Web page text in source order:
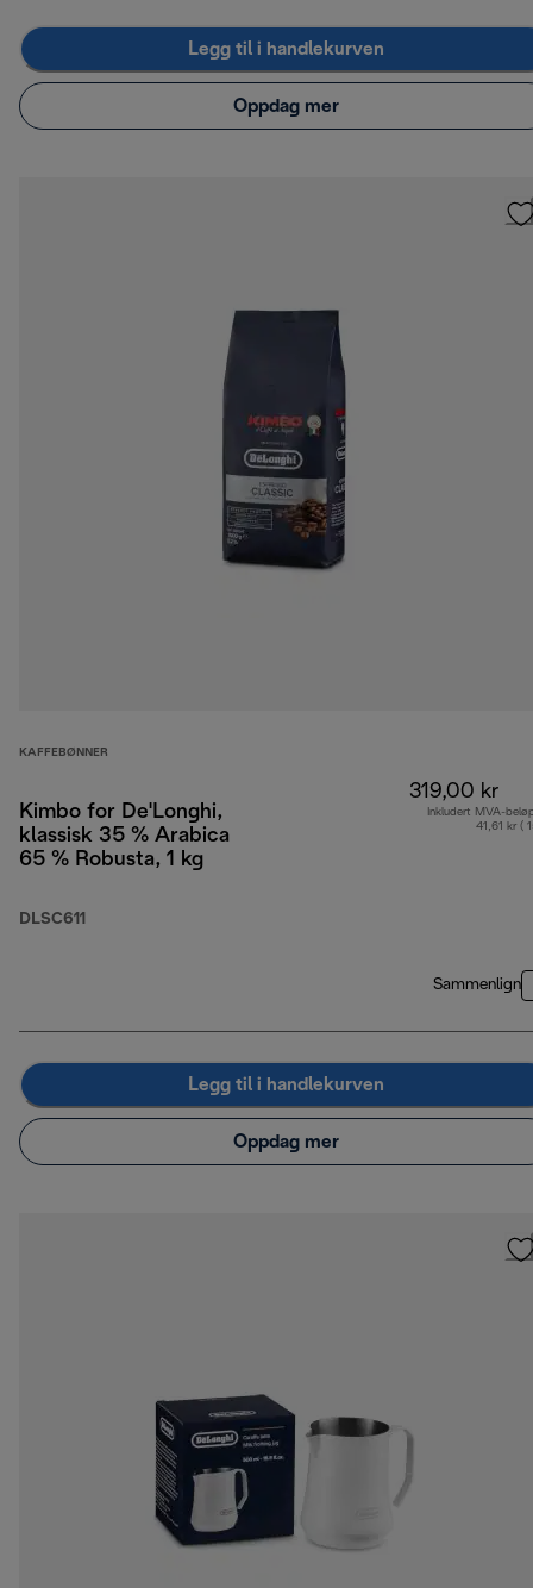
Legg til i handlekurven
Oppdag mer
KAFFEBØNNER
Kimbo for De'Longhi,
klassisk 35 % Arabica
65 % Robusta, 1 kg
DLSC611
319,00 kr
Inkludert MVA-
41,61 kr (
Sammenlign
Legg til i handlekurven
Oppdag mer